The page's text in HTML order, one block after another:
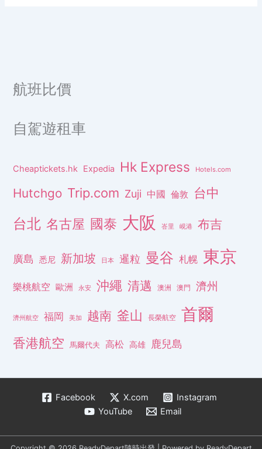
航班比價
自駕遊租車
Cheaptickets.hk Expedia Hk Express Hotels.com
Hutchgo Trip.com Zuji 中國 倫敦 台中
台北 名古屋 國泰 大阪 峇里 峴港 布吉
廣島 悉尼 新加坡 日本 暹粒 曼谷 札幌 東京
樂桃航空 歐洲 永安 沖繩 清邁 澳洲 澳門 濟州
濟州航空 福岡 美加 越南 釜山 長榮航空 首爾
香港航空 馬爾代夫 高松 高雄 鹿兒島
Facebook X.com
Instagram
YouTube
Email